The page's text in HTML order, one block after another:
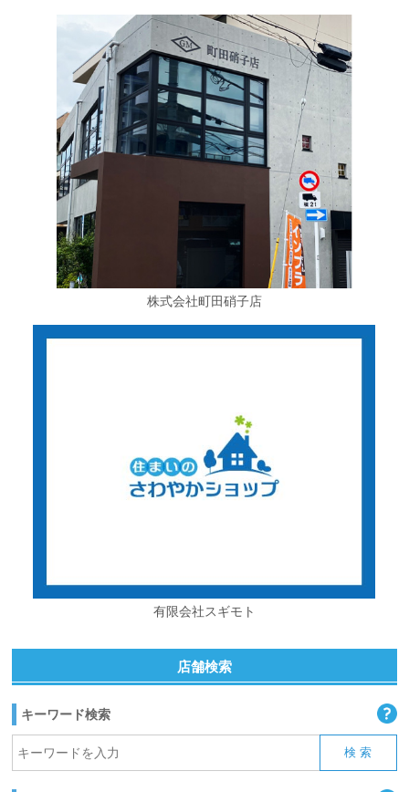
株式会社町田硝子店
有限会社スギモト
店舗検索
キーワード検索